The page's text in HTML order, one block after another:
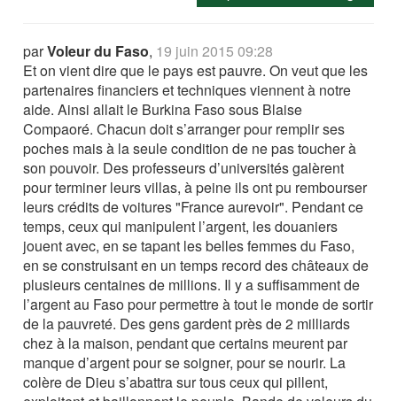
parVoleur du Faso, 19 juin 2015 09:28
Et on vient dire que le pays est pauvre. On veut que les
partenaires financiers et techniques viennent à notre
aide. Ainsi allait le Burkina Faso sous Blaise
Compaoré. Chacun doit s’arranger pour remplir ses
poches mais à la seule condition de ne pas toucher à
son pouvoir. Des professeurs d’universités galèrent
pour terminer leurs villas, à peine ils ont pu rembourser
leurs crédits de voitures "France aurevoir". Pendant ce
temps, ceux qui manipulent l’argent, les douaniers
jouent avec, en se tapant les belles femmes du Faso,
en se construisant en un temps record des châteaux de
plusieurs centaines de millions. Il y a suffisamment de
l’argent au Faso pour permettre à tout le monde de sortir
de la pauvreté. Des gens gardent près de 2 milliards
chez à la maison, pendant que certains meurent par
manque d’argent pour se soigner, pour se nourir. La
colère de Dieu s’abattra sur tous ceux qui pillent,